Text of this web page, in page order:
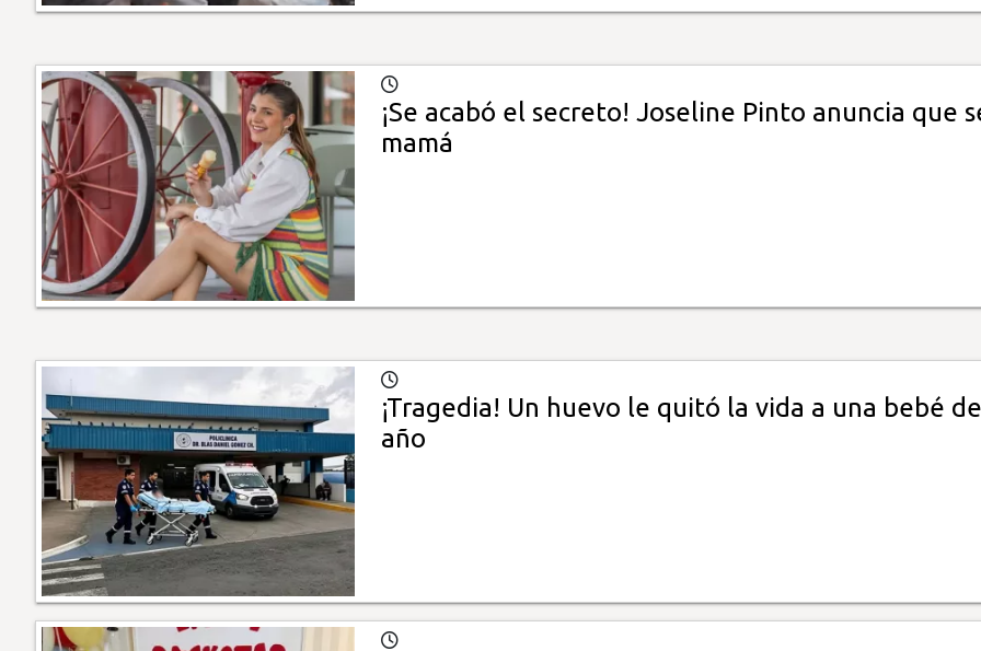
¡Se acabó el secreto! Joseline Pinto anuncia que
mamá
¡Tragedia! Un huevo le quitó la vida a una bebé
año